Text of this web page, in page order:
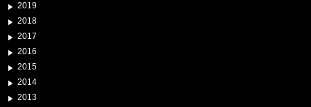
2019
2018
2017
2016
2015
2014
2013